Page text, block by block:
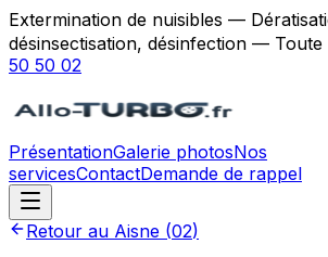
Extermination de nuisibles —
désinsectisation, désinfection — Toute
50 50 02
PrésentationGalerie photosNos
servicesContactDemande de rappel
Retour au Aisne (02)